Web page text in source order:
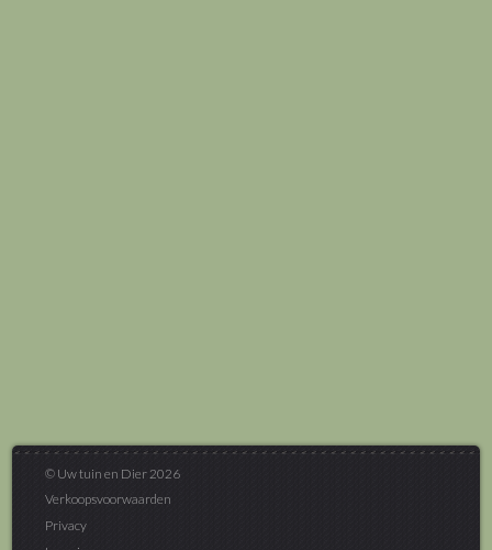
© Uw tuin en Dier 2026
Verkoopsvoorwaarden
Privacy